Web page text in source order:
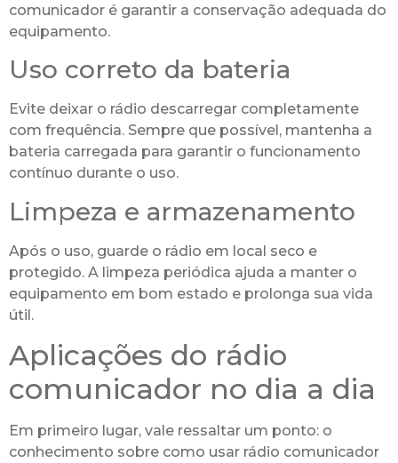
comunicador é garantir a conservação adequada do
equipamento.
Uso correto da bateria
Evite deixar o rádio descarregar completamente
com frequência. Sempre que possível, mantenha a
bateria carregada para garantir o funcionamento
contínuo durante o uso.
Limpeza e armazenamento
Após o uso, guarde o rádio em local seco e
protegido. A limpeza periódica ajuda a manter o
equipamento em bom estado e prolonga sua vida
útil.
Aplicações do rádio
comunicador no dia a dia
Em primeiro lugar, vale ressaltar um ponto: o
conhecimento sobre como usar rádio comunicador